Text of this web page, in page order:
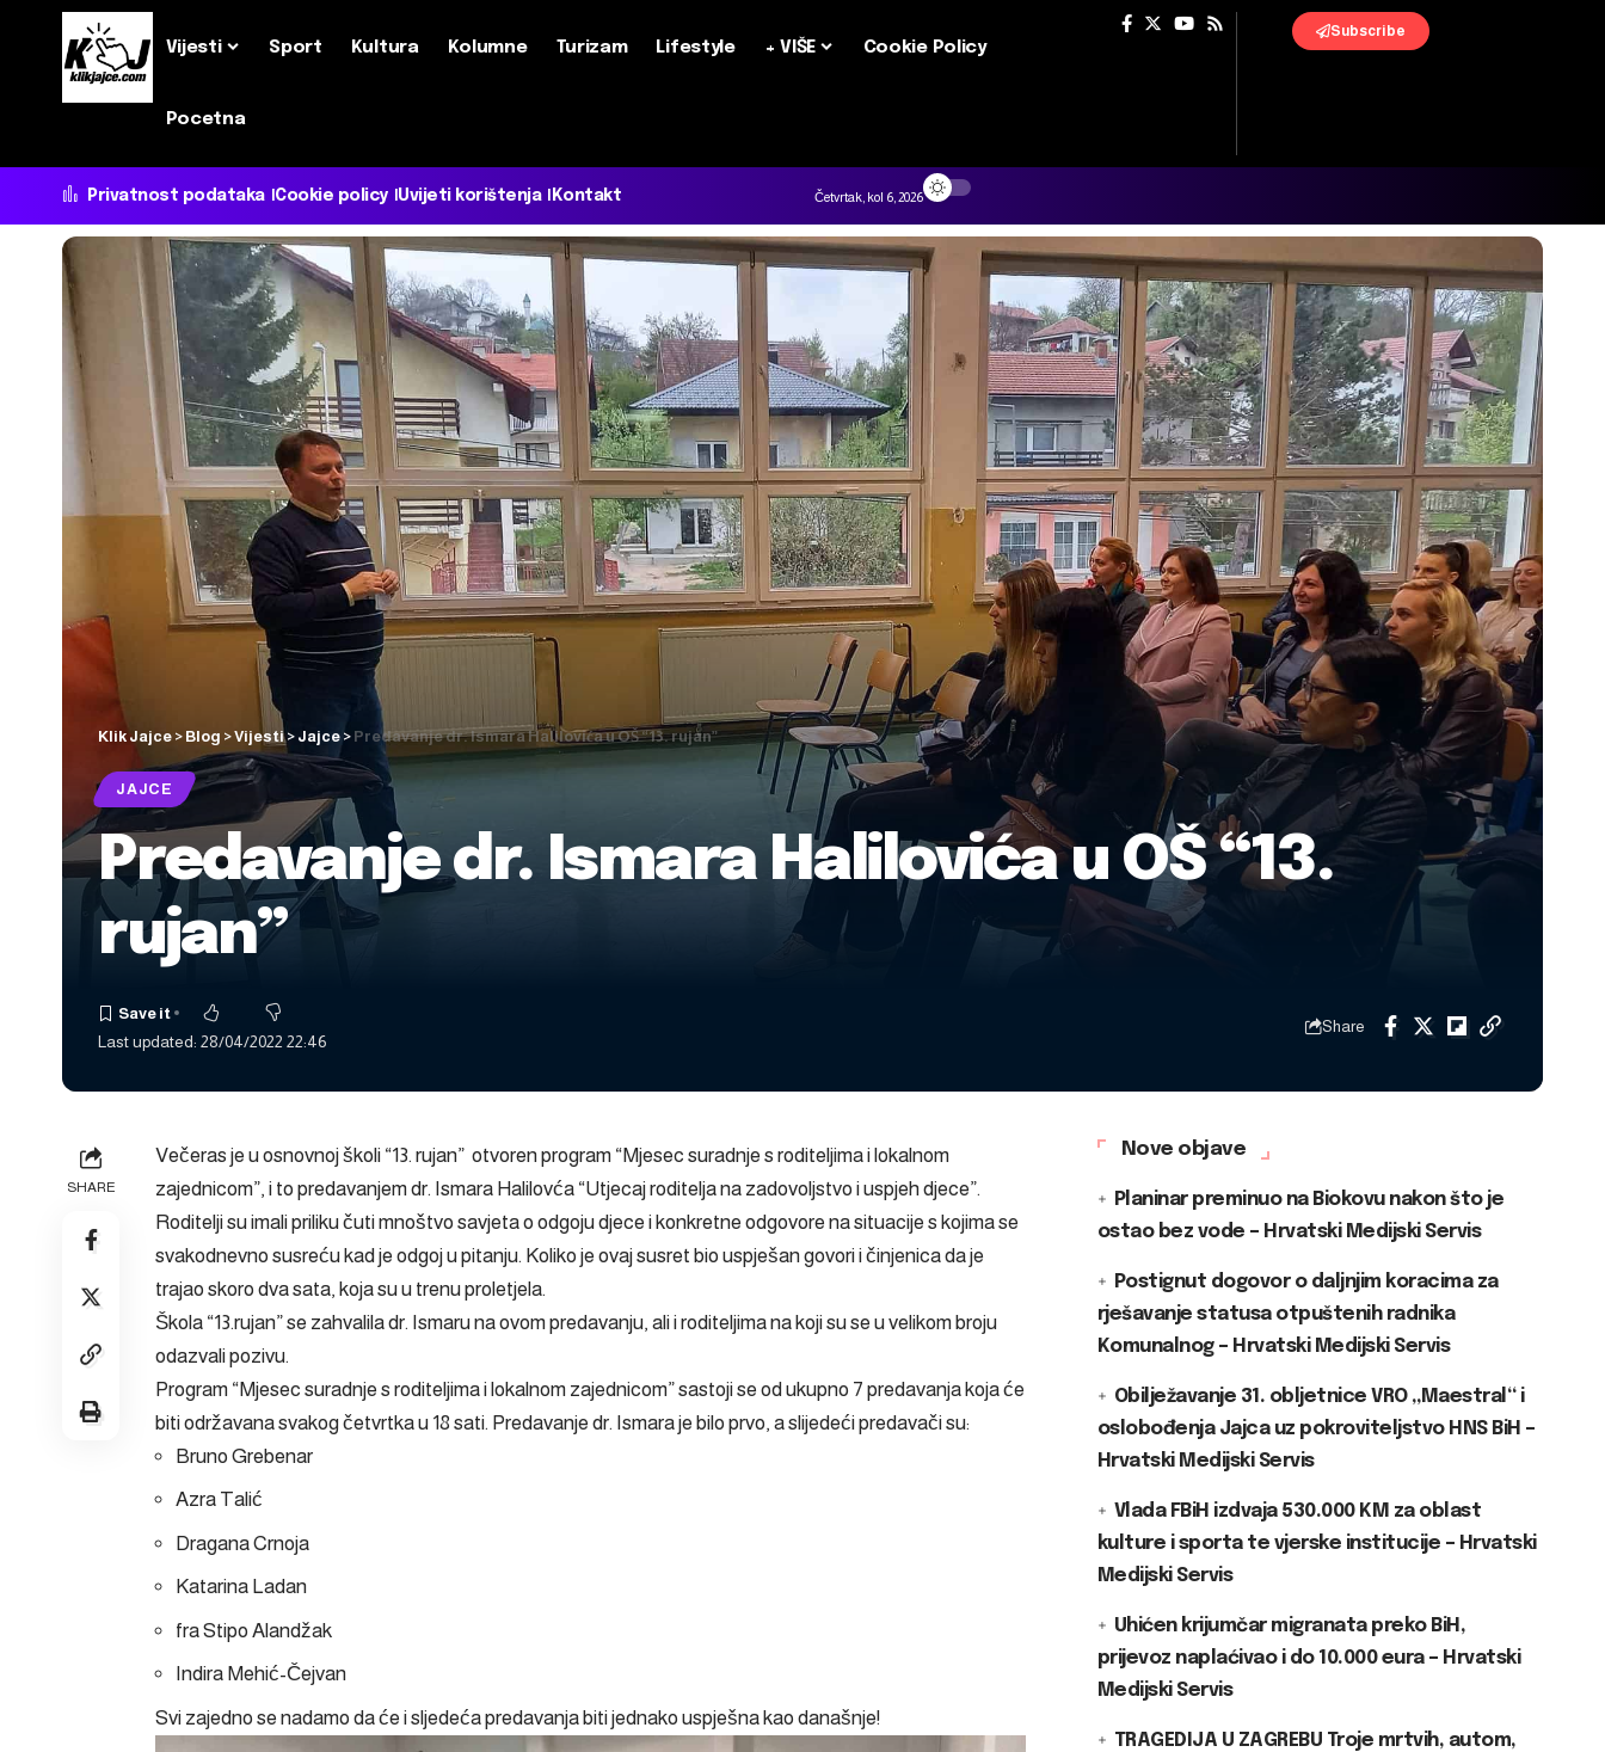
Vijesti Sport Kultura Kolumne Turizam Lifestyle + VIŠE Cookie Policy
Pocetna
Subscribe
Privatnost podataka Cookie policy Uvijeti korištenja Kontakt Četvrtak, kol 6, 2026
Klik Jajce > Blog >Vijesti> Jajce > Predavanje dr. Ismara Halilovića u OŠ “13. rujan”
JAJCE
Predavanje dr. Ismara Halilovića u OŠ “13.
rujan”
Last updated: 28/04/2022 22:46
Share
SHARE
Večeras je u osnovnoj školi “13. rujan” otvoren program “Mjesec suradnje s roditeljima i lokalnom
zajednicom”, i to predavanjem dr. Ismara Halilovća “Utjecaj roditelja na zadovoljstvo i uspjeh djece”.
Roditelji su imali priliku čuti mnoštvo savjeta o odgoju djece i konkretne odgovore na situacije s kojima se
svakodnevno susreću kad je odgoj u pitanju. Koliko je ovaj susret bio uspješan govori i činjenica da je
trajao skoro dva sata, koja su u trenu proletjela.
Škola “13.rujan” se zahvalila dr. Ismaru na ovom predavanju, ali i roditeljima na koji su se u velikom broju
odazvali pozivu.
Program “Mjesec suradnje s roditeljima i lokalnom zajednicom” sastoji se od ukupno 7 predavanja koja će
biti održavana svakog četvrtka u 18 sati. Predavanje dr. Ismara je bilo prvo, a slijedeći predavači su:
Bruno Grebenar
Azra Talić
Dragana Crnoja
Katarina Ladan
fra Stipo Alandžak
Indira Mehić-Čejvan
Svi zajedno se nadamo da će i sljedeća predavanja biti jednako uspješna kao današnje!
Nove objave
Planinar preminuo na Biokovu nakon što je
ostao bez vode – Hrvatski Medijski Servis
Postignut dogovor o daljnjim koracima za
rješavanje statusa otpuštenih radnika
Komunalnog – Hrvatski Medijski Servis
Obilježavanje 31. obljetnice VRO „Maestral“ i
oslobođenja Jajca uz pokroviteljstvo HNS BiH –
Hrvatski Medijski Servis
Vlada FBiH izdvaja 530.000 KM za oblast
kulture i sporta te vjerske institucije – Hrvatski
Medijski Servis
Uhićen krijumčar migranata preko BiH,
prijevoz naplaćivao i do 10.000 eura – Hrvatski
Medijski Servis
TRAGEDIJA U ZAGREBU Troje mrtvih, autom,